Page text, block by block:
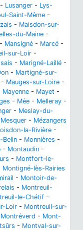
- Lusanger - Lys-
Saint-Même -
- Maisdon-sur-
du-Maine -
- Mansigné - Marcé -
sur-Loir -
- Marigné-Laillé -
- Martigné-sur-
- Mauges-sur-Loire -
Mayenne - Mayet -
- Mée - Melleray -
- Meslay-du-
Mesquer - Mézangers
la-Rivière -
Belin - Monnières -
- Montaudin -
- Montfort-le-
Montigné-lès-Rairies
- Montoir-de-
- Montreuil-
le-Chétif -
Loir - Montreuil-sur-
Montréverd - Mont-
- Montval-sur-